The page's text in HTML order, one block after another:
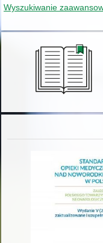
Wyszukiwanie